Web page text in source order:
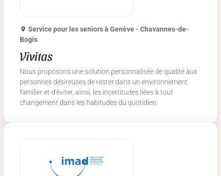
Service pour les seniorsà Genève - Chavannes-de-
Bogis
Vivitas
Nous proposons une solution personnalisée de qualité aux
personnes désireuses de rester dans un environnement
familier et d'éviter, ainsi, les incertitudes liées à tout
changement dans les habitudes du quotidien.